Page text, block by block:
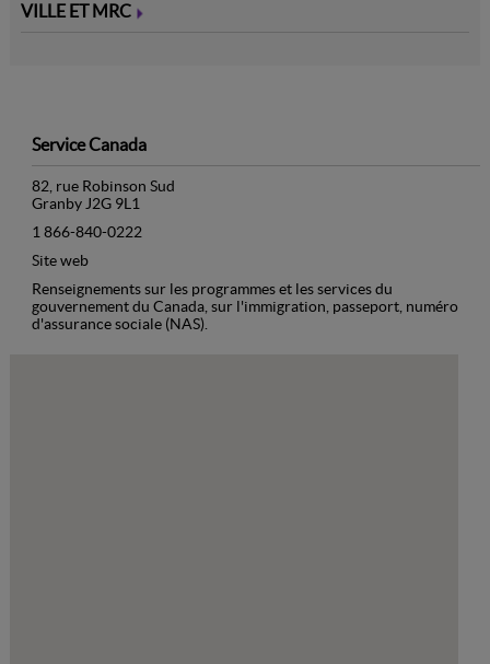
VILLE ET MRC
Service Canada
82, rue Robinson Sud
Granby J2G 9L1
1 866-840-0222
Site web
Renseignements sur les programmes et les services du
gouvernement du Canada, sur l'immigration, passeport, numéro
d'assurance sociale (NAS).